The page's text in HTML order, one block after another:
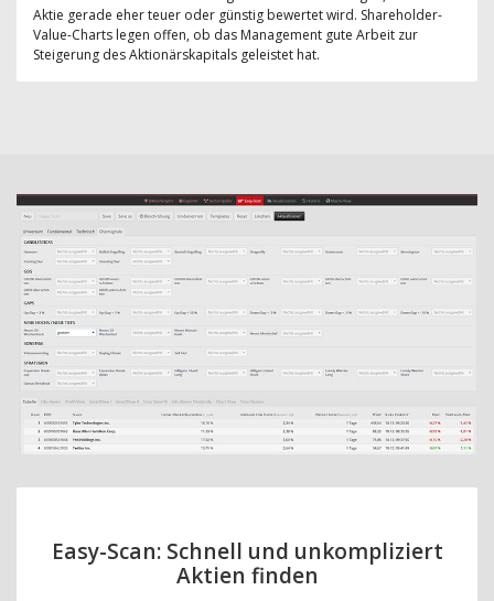
Aktie gerade eher teuer oder günstig bewertet wird. Shareholder-
Value-Charts legen offen, ob das Management gute Arbeit zur
Steigerung des Aktionärskapitals geleistet hat.
Easy-Scan: Schnell und unkompliziert
Aktien finden